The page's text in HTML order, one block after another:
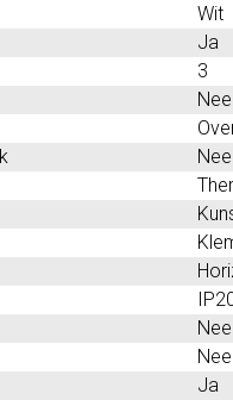
Wit
Ja
3
Nee
Nee
Nee
Nee
Ja